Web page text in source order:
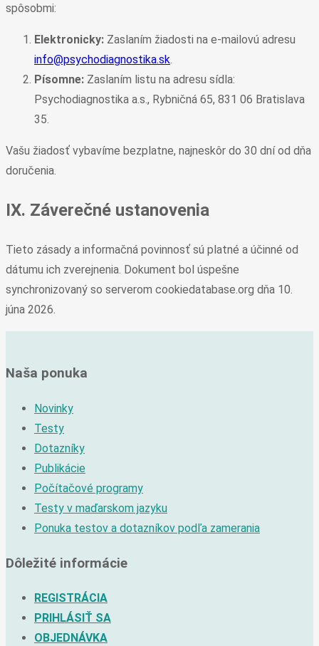
spôsobmi:
Elektronicky: Zaslaním žiadosti na e-mailovú adresu
info@psychodiagnostika.sk
Písomne: Zaslaním listu na adresu sídla:
Psychodiagnostika a.s., Rybničná 65, 831 06 Bratislava
35.
Vašu žiadosť vybavíme bezplatne, najneskôr do 30 dní od dňa
doručenia.
IX. Záverečné ustanovenia
Tieto zásady a informačná povinnosť sú platné a účinné od
dátumu ich zverejnenia. Dokument bol úspešne
synchronizovaný so serverom cookiedatabase.org dňa 10.
júna 2026.
Naša ponuka
Novinky
Testy
Dotazníky
Publikácie
Počítačové programy
Testy v maďarskom jazyku
Ponuka testov a dotazníkov podľa zamerania
Dôležité informácie
REGISTRÁCIA
PRIHLÁSIŤ SA
OBJEDNÁVKA